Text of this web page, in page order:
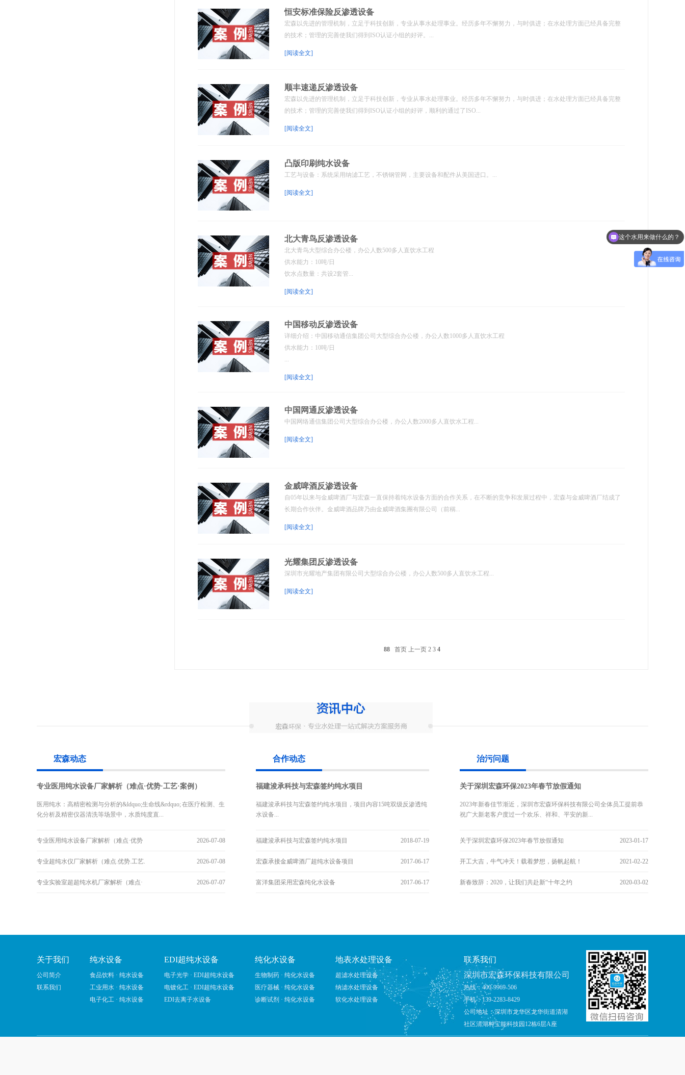
恒安标准保险反渗透设备
宏森以先进的管理机制，立足于科技创新，专业从事水处理事业。经历多年不懈努力，与时俱进；在水处理方面已经具备完整
的技术；管理的完善使我们得到ISO认证小组的好评。...
[阅读全文]
顺丰速递反渗透设备
宏森以先进的管理机制，立足于科技创新，专业从事水处理事业。经历多年不懈努力，与时俱进；在水处理方面已经具备完整
的技术；管理的完善使我们得到ISO认证小组的好评，顺利的通过了ISO...
[阅读全文]
凸版印刷纯水设备
工艺与设备：系统采用纳滤工艺，不锈钢管网，主要设备和配件从美国进口。...
[阅读全文]
北大青鸟反渗透设备
北大青鸟大型综合办公楼，办公人数500多人直饮水工程
供水能力：10吨/日
饮水点数量：共设2套管...
[阅读全文]
中国移动反渗透设备
详细介绍：中国移动通信集团公司大型综合办公楼，办公人数1000多人直饮水工程
供水能力：10吨/日
...
[阅读全文]
中国网通反渗透设备
中国网络通信集团公司大型综合办公楼，办公人数2000多人直饮水工程...
[阅读全文]
金威啤酒反渗透设备
自05年以来与金威啤酒厂与宏森一直保持着纯水设备方面的合作关系，在不断的竞争和发展过程中，宏森与金威啤酒厂结成了
长期合作伙伴。金威啤酒品牌乃由金威啤酒集團有限公司（前稱...
[阅读全文]
光耀集团反渗透设备
深圳市光耀地产集团有限公司大型综合办公楼，办公人数500多人直饮水工程...
[阅读全文]
88 首页 上一页 2 3 4
宏森动态
专业医用纯水设备厂家解析（难点·优势·工艺·案例）
医用纯水：高精密检测与分析的&ldquo;生命线&rdquo; 在医疗检测、生
化分析及精密仪器清洗等场景中，水质纯度直...
专业医用纯水设备厂家解析（难点·优势 2026-07-08
专业超纯水仪厂家解析（难点.优势.工艺. 2026-07-08
专业实验室超超纯水机厂家解析（难点· 2026-07-07
合作动态
福建浚承科技与宏森签约纯水项目
福建浚承科技与宏森签约纯水项目，项目内容15吨双级反渗透纯
水设备...
福建浚承科技与宏森签约纯水项目 2018-07-19
宏森承接金威啤酒厂超纯水设备项目 2017-06-17
富洋集团采用宏森纯化水设备 2017-06-17
治污问题
关于深圳宏森环保2023年春节放假通知
2023年新春佳节渐近，深圳市宏森环保科技有限公司全体员工提前恭
祝广大新老客户度过一个欢乐、祥和、平安的新...
关于深圳宏森环保2023年春节放假通知 2023-01-17
开工大吉，牛气冲天！载着梦想，扬帆起航！ 2021-02-22
新春致辞：2020，让我们共赴新“十年之约 2020-03-02
关于我们
公司简介
联系我们
纯水设备
食品饮料 · 纯水设备
工业用水 · 纯水设备
电子化工 · 纯水设备
EDI超纯水设备
电子光学 · EDI超纯水设备
电镀化工 · EDI超纯水设备
EDI去离子水设备
纯化水设备
生物制药 · 纯化水设备
医疗器械 · 纯化水设备
诊断试剂 · 纯化水设备
地表水处理设备
超滤水处理设备
纳滤水处理设备
软化水处理设备
联系我们
深圳市宏森环保科技有限公司
热线：400-9969-506
手机：139-2283-8429
公司地址：深圳市龙华区龙华街道清湖
社区清湖村宝能科技园12栋6层A座
这个水用来做什么的？